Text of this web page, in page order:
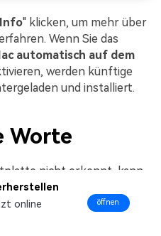
" klicken, um mehr über
Wenn Sie das
automatisch auf dem
werden künftige
und installiert.
Worte
nicht erkennt, kann
sein. Ebenso kann ein
alarmierend sein.
durch verschiedene
online
öffnen